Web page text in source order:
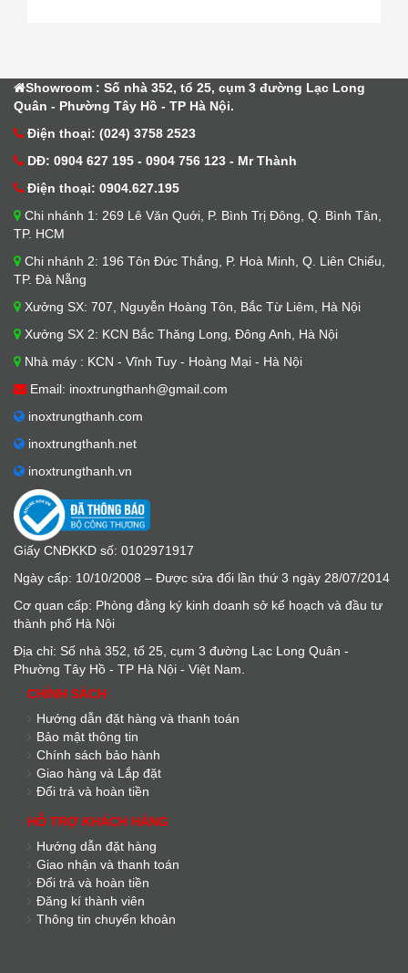
Showroom : Số nhà 352, tổ 25, cụm 3 đường Lạc Long
Quân - Phường Tây Hồ - TP Hà Nội.
Điện thoại: (024) 3758 2523
DĐ: 0904 627 195 - 0904 756 123 - Mr Thành
Điện thoại: 0904.627.195
Chi nhánh 1: 269 Lê Văn Quới, P. Bình Trị Đông, Q. Bình Tân,
TP. HCM
Chi nhánh 2: 196 Tôn Đức Thắng, P. Hoà Minh, Q. Liên Chiểu,
TP. Đà Nẵng
Xưởng SX: 707, Nguyễn Hoàng Tôn, Bắc Từ Liêm, Hà Nội
Xưởng SX 2: KCN Bắc Thăng Long, Đông Anh, Hà Nội
Nhà máy : KCN - Vĩnh Tuy - Hoàng Mại - Hà Nội
Email: inoxtrungthanh@gmail.com
inoxtrungthanh.com
inoxtrungthanh.net
inoxtrungthanh.vn
Giấy CNĐKKD số: 0102971917
Ngày cấp: 10/10/2008 – Được sửa đổi lần thứ 3 ngày 28/07/2014
Cơ quan cấp: Phòng đằng ký kinh doanh sở kế hoạch và đầu tư
thành phố Hà Nội
Địa chỉ: Số nhà 352, tổ 25, cụm 3 đường Lạc Long Quân -
Phường Tây Hồ - TP Hà Nội - Việt Nam.
CHÍNH SÁCH
Hướng dẫn đặt hàng và thanh toán
Bảo mật thông tin
Chính sách bảo hành
Giao hàng và Lắp đặt
Đổi trả và hoàn tiền
HỖ TRỢ KHÁCH HÀNG
Hướng dẫn đặt hàng
Giao nhận và thanh toán
Đổi trả và hoàn tiền
Đăng kí thành viên
Thông tin chuyển khoản